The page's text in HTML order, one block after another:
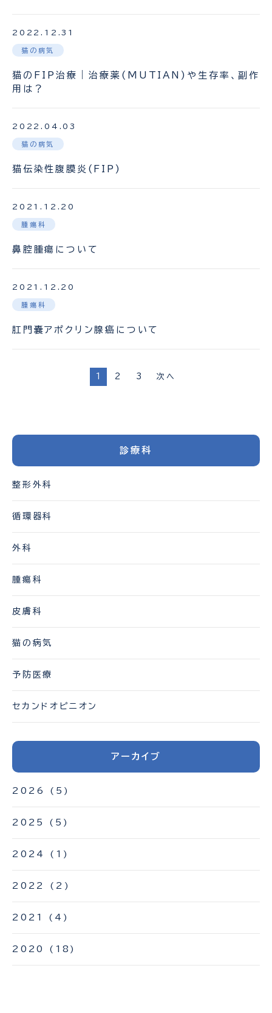
2022.12.31
猫の病気
猫のFIP治療｜治療薬(MUTIAN)や生存率、副作
用は？
2022.04.03
猫の病気
猫伝染性腹膜炎(FIP)
2021.12.20
腫瘍科
鼻腔腫瘍について
2021.12.20
腫瘍科
肛門嚢アポクリン腺癌について
ジ
り
1 2 3 次へ
診療科
整形外科
循環器科
外科
腫瘍科
皮膚科
猫の病気
予防医療
セカンドオピニオン
アーカイブ
2026 (5)
2025 (5)
2024 (1)
2022 (2)
2021 (4)
2020 (18)